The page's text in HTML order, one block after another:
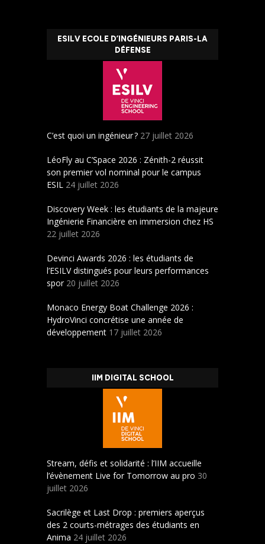
ESILV ECOLE D’INGÉNIEURS PARIS-LA
DÉFENSE
C’est quoi un ingénieur ? 27 juillet 2026
LéoFly au C’Space 2026 : Zénith-2 réussit
son premier vol nominal pour le campus
ESIL 24 juillet 2026
Discovery Week : les étudiants de la majeure
Ingénierie Financière en immersion chez HS
22 juillet 2026
Devinci Awards 2026 : les étudiants de
l’ESILV distingués pour leurs performances
spor 20 juillet 2026
Monaco Energy Boat Challenge 2026 :
HydroVinci concrétise une année de
développement 17 juillet 2026
IIM DIGITAL SCHOOL
Stream, défis et solidarité : l’IIM accueille
l’évènement Live for Tomorrow au pro 30
juillet 2026
Sacrilège et Last Drop : premiers aperçus
des 2 courts-métrages des étudiants en
Anima 24 juillet 2026